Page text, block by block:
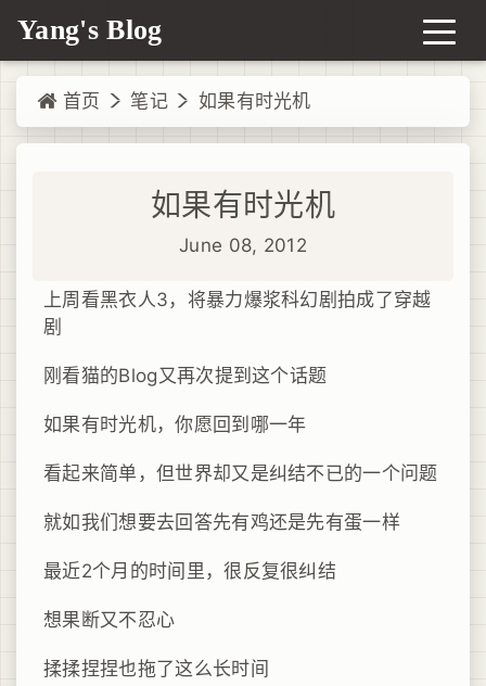
Yang's Blog
首页 笔记 如果有时光机
如果有时光机
June 08, 2012
上周看黑衣人3，将暴力爆浆科幻剧拍成了穿越
剧
刚看猫的Blog又再次提到这个话题
如果有时光机，你愿回到哪一年
看起来简单，但世界却又是纠结不已的一个问题
就如我们想要去回答先有鸡还是先有蛋一样
最近2个月的时间里，很反复很纠结
想果断又不忍心
揉揉捏捏也拖了这么长时间